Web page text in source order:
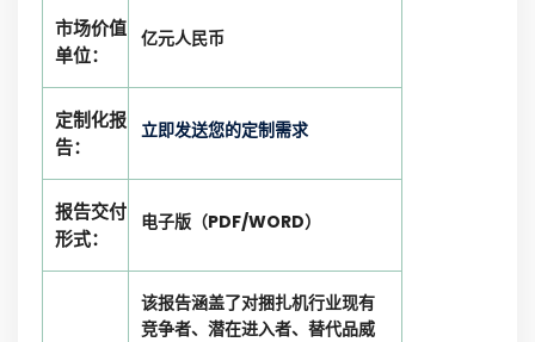
市场价值
单位：
亿元人民币
定制化报
告：
立即发送您的定制需求
报告交付
形式：
电子版（PDF/WORD）
该报告涵盖了对捆扎机行业现有
竞争者、潜在进入者、替代品威